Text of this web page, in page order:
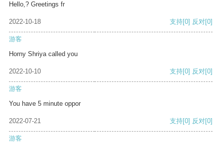
Hello,? Greetings fr
2022-10-18 支持[0] 反对[0]
游客
Horny Shriya called you
2022-10-10 支持[0] 反对[0]
游客
You have 5 minute oppor
2022-07-21 支持[0] 反对[0]
游客